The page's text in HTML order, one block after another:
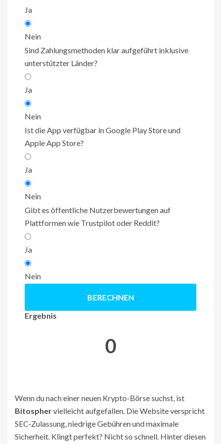
Ja
Nein
Sind Zahlungsmethoden klar aufgeführt inklusive
unterstützter Länder?
Ja
Nein
Ist die App verfügbar in Google Play Store und
Apple App Store?
Ja
Nein
Gibt es öffentliche Nutzerbewertungen auf
Plattformen wie Trustpilot oder Reddit?
Ja
Nein
BERECHNEN
Ergebnis
0
Wenn du nach einer neuen Krypto-Börse suchst, ist
Bitosphervielleicht aufgefallen. Die Website verspricht
SEC-Zulassung, niedrige Gebühren und maximale
Sicherheit. Klingt perfekt? Nicht so schnell. Hinter diesen